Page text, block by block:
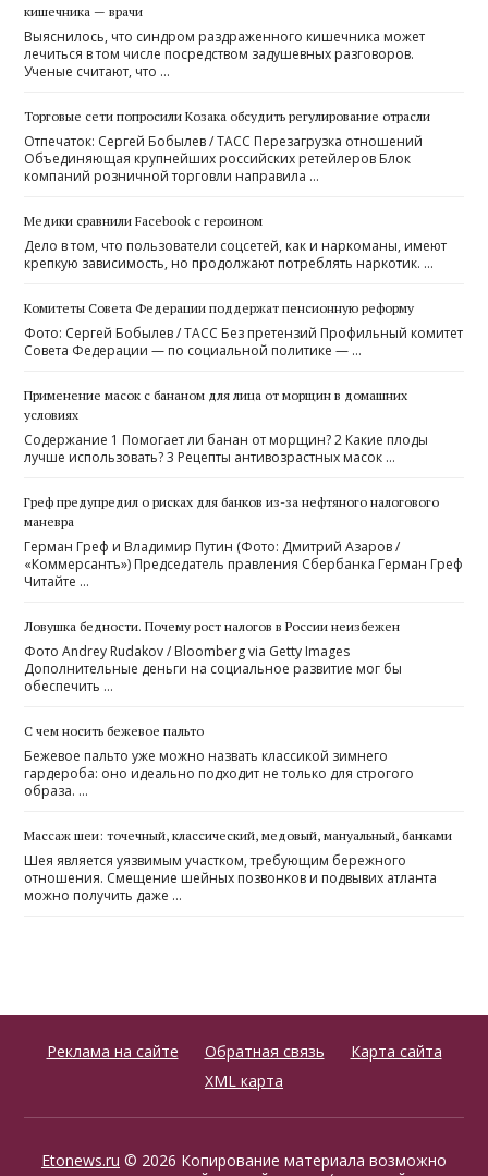
кишечника — врачи
Выяснилось, что синдром раздраженного кишечника может
лечиться в том числе посредством задушевных разговоров.
Ученые считают, что …
Торговые сети попросили Козака обсудить регулирование отрасли
Отпечаток: Сергей Бобылев / ТАСС Перезагрузка отношений
Объединяющая крупнейших российских ретейлеров Блок
компаний розничной торговли направила …
Медики сравнили Facebook с героином
Дело в том, что пользователи соцсетей, как и наркоманы, имеют
крепкую зависимость, но продолжают потреблять наркотик. …
Комитеты Совета Федерации поддержат пенсионную реформу
Фото: Сергей Бобылев / ТАСС Без претензий Профильный комитет
Совета Федерации — по социальной политике — …
Применение масок с бананом для лица от морщин в домашних
условиях
Содержание 1 Помогает ли банан от морщин? 2 Какие плоды
лучше использовать? 3 Рецепты антивозрастных масок …
Греф предупредил о рисках для банков из-за нефтяного налогового
маневра
Герман Греф и Владимир Путин (Фото: Дмитрий Азаров /
«Коммерсантъ») ​Председатель правления Сбербанка Герман Греф
Читайте …
Ловушка бедности. Почему рост налогов в России неизбежен
Фото Andrey Rudakov / Bloomberg via Getty Images
Дополнительные деньги на социальное развитие мог бы
обеспечить …
С чем носить бежевое пальто
Бежевое пальто уже можно назвать классикой зимнего
гардероба: оно идеально подходит не только для строгого
образа. …
Массаж шеи: точечный, классический, медовый, мануальный, банками
Шея является уязвимым участком, требующим бережного
отношения. Смещение шейных позвонков и подвывих атланта
можно получить даже …
Реклама на сайте Обратная связь
Карта сайта
XML карта
Etonews.ru © 2026 Копирование материала возможно